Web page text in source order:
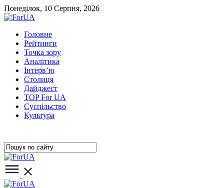
Понеділок, 10 Серпня, 2026
Головне
Рейтинги
Точка зору
Аналітика
Інтерв’ю
Столиця
Дайджест
TOP For UA
Суспiльство
Культура